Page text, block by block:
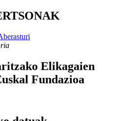
Elikagaien
Fundazioa